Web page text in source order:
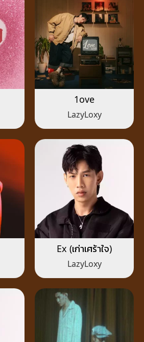
1ove
LazyLoxy
Ex (เก่าเศร้าใจ)
LazyLoxy